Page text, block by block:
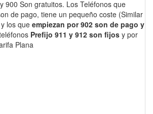
900 Son gratuitos. Los Teléfonos que
de pago, tiene un pequeño coste (Similar
los que empiezan por 902 son de pago y
Prefijo 911 y 912 son fijos y por
Plana